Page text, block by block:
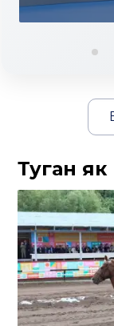
Туган як